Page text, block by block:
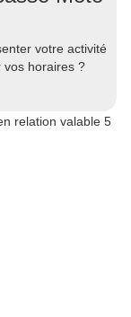
votre activité
vos horaires ?
relation valable 5